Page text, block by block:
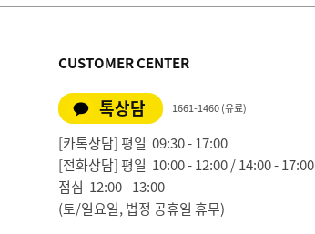
CUSTOMER CENTER
톡상담 1661-1460 (유료)
[카톡상담] 평일 09:30 - 17:00
[전화상담] 평일 10:00 - 12:00 / 14:00 - 17:00
점심 12:00 - 13:00
(토/일요일, 법정 공휴일 휴무)